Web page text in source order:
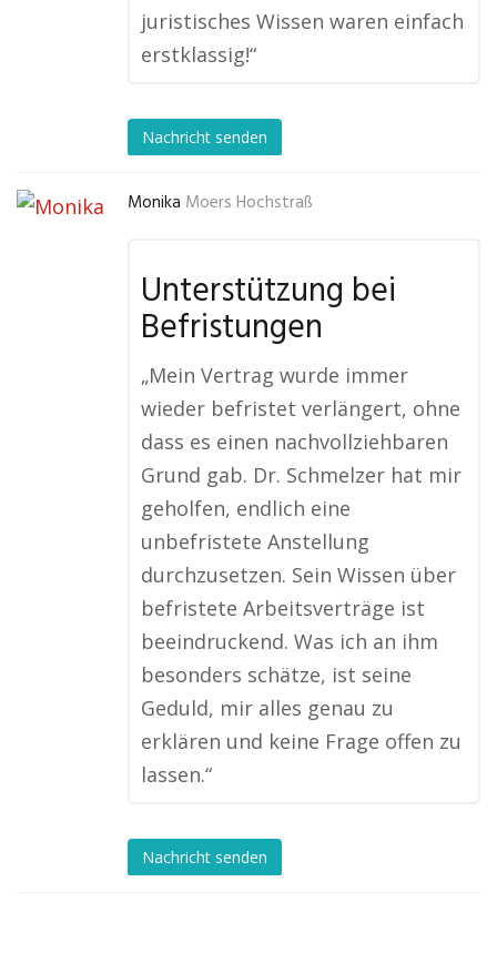
juristisches Wissen waren einfach
erstklassig!“
Nachricht senden
Monika Moers Hochstraß
Unterstützung bei
Befristungen
„Mein Vertrag wurde immer
wieder befristet verlängert, ohne
dass es einen nachvollziehbaren
Grund gab. Dr. Schmelzer hat mir
geholfen, endlich eine
unbefristete Anstellung
durchzusetzen. Sein Wissen über
befristete Arbeitsverträge ist
beeindruckend. Was ich an ihm
besonders schätze, ist seine
Geduld, mir alles genau zu
erklären und keine Frage offen zu
lassen.“
Nachricht senden